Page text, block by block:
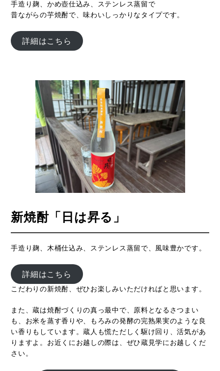
手造り麹、かめ壺仕込み、ステンレス蒸留で
昔ながらの芋焼酎で、味わいしっかりなタイプです。
詳細はこちら
新焼酎「日は昇る」
手造り麹、木桶仕込み、ステンレス蒸留で、風味豊かです。
詳細はこちら
こだわりの新焼酎、ぜひお楽しみいただければと思います。
また、蔵は焼酎づくりの真っ最中で、原料となるさつまい
も、お米を蒸す香りや、もろみの発酵の完熟果実のような良
い香りもしています。蔵人も慌ただしく駆け回り、活気があ
りますよ。お近くにお越しの際は、ぜひ蔵見学にお越しくだ
さい。